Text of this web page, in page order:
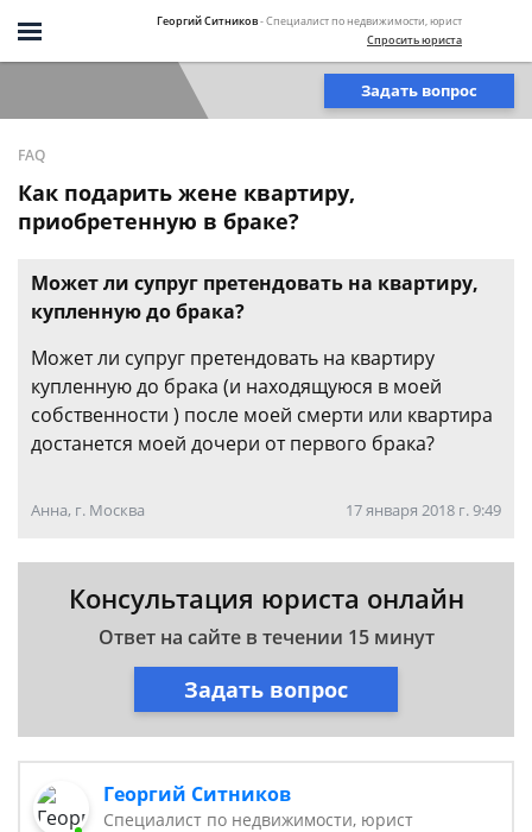
Георгий Ситников- Специалист по недвижимости, юрист
Спросить юриста
Задать вопрос
FAQ
Как подарить жене квартиру,
приобретенную в браке?
Может ли супруг претендовать на квартиру,
купленную до брака?
Может ли супруг претендовать на квартиру
купленную до брака (и находящуюся в моей
собственности ) после моей смерти или квартира
достанется моей дочери от первого брака?
Анна, г. Москва 17 января 2018 г. 9:49
Консультация юриста онлайн
Ответ на сайте в течении 15 минут
Задать вопрос
Георгий Ситников
Специалист по недвижимости, юрист